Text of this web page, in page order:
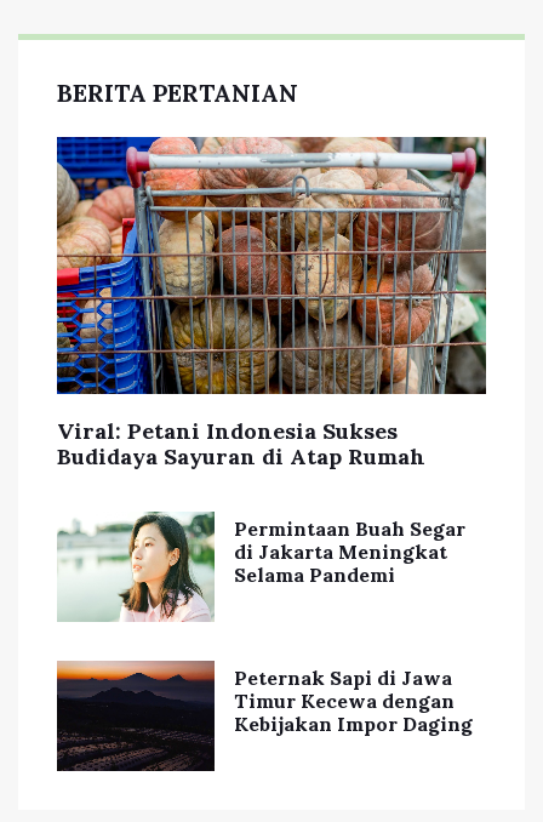
BERITA PERTANIAN
Viral: Petani Indonesia Sukses
Budidaya Sayuran di Atap Rumah
Permintaan Buah Segar
di Jakarta Meningkat
Selama Pandemi
Peternak Sapi di Jawa
Timur Kecewa dengan
Kebijakan Impor Daging